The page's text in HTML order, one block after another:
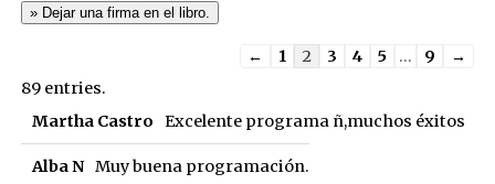
Guestbook
← 1 2 3 4 5 ... 9
→
89 entries.
Martha Castro
Excelente programa ñ,muchos éxitos
Alba N Muy buena programación.